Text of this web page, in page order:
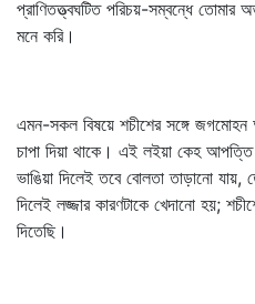
প্রাণিতত্ত্বঘটিত পরিচয়-সম্বন্ধে তোমার
মনে করি।
এমন-সকল বিষয়ে শচীশের সঙ্গে জগমোহন
চাপা দিয়া থাকে। এই লইয়া কেহ আপত্তি
ভাঙিয়া দিলেই তবে বোলতা তাড়ানো যায়,
দিলেই লজ্জার কারণটাকে খেদানো হয়;
দিতেছি।